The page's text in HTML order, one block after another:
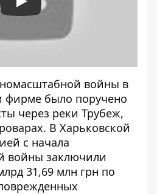
Play
войны в
фирме было поручено
через реки Трубеж,
В Харьковской
с начала
войны заключили
31,69 млн грн по